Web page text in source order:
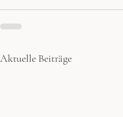
Aktuelle Beiträge